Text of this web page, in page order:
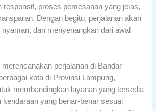
responsif, proses pemesanan yang jelas,
Dengan begitu, perjalanan akan
dan menyenangkan dari awal
perjalanan di Bandar
kota di Provinsi Lampung,
membandingkan layanan yang tersedia
kendaraan yang benar-benar sesuai